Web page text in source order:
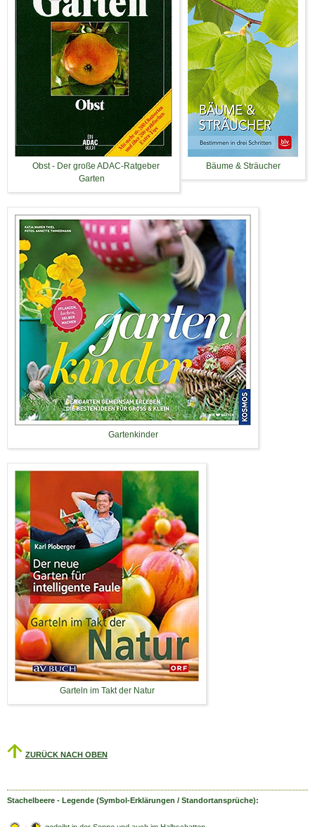
Obst - Der große ADAC-Ratgeber
Garten
Bäume & Sträucher
Gartenkinder
Garteln im Takt der Natur
ZURÜCK NACH OBEN
Stachelbeere - Legende (Symbol-Erklärungen / Standortansprüche):